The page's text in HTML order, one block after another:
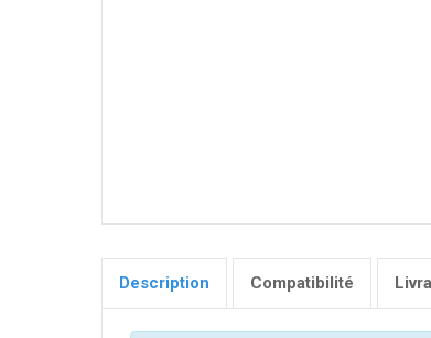
Description Compatibilité